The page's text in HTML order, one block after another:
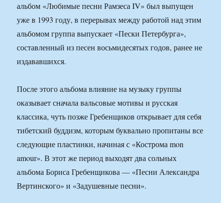
альбом «Любимые песни Рамзеса IV» был выпущен
уже в 1993 году, в перерывах между работой над этим
альбомом группа выпускает «Пески Петербурга»,
составленный из песен восьмидесятых годов, ранее не
издававшихся.
После этого альбома влияние на музыку группы
оказывает сначала вальсовые мотивы и русская
классика, чуть позже Гребенщиков открывает для себя
тибетский буддизм, которым буквально пропитаны все
следующие пластинки, начиная с «Кострома mon
amour». В этот же период выходят два сольных
альбома Бориса Гребенщикова — «Песни Александра
Вертинского» и «Задушевные песни».